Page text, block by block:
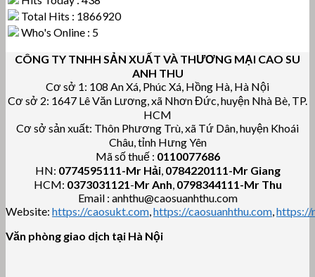
Total Hits : 1866920
Who's Online : 5
CÔNG TY TNHH SẢN XUẤT VÀ THƯƠNG MẠI CAO SU
ANH THU
Cơ sở 1: 108 An Xá, Phúc Xá, Hồng Hà, Hà Nội
Cơ sở 2: 1647 Lê Văn Lương, xã Nhơn Đức, huyện Nhà Bè, TP.
HCM
Cơ sở sản xuất: Thôn Phương Trù, xã Tứ Dân, huyện Khoái
Châu, tỉnh Hưng Yên
Mã số thuế : 0110077686
HN: 0774595111-Mr Hải, 0784220111-Mr Giang
HCM: 0373031121-Mr Anh, 0798344111-Mr Thu
Email : anhthu@caosuanhthu.com
Website: https://caosukt.com,https://caosuanhthu.com,https://
Văn phòng giao dịch tại Hà Nội